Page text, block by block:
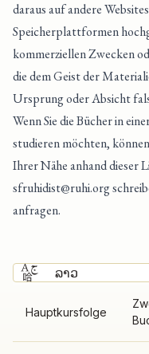
daraus auf andere
Speicherplattformen
kommerziellen Zwecken
die dem Geist der
Ursprung oder Absicht
Wenn Sie die Bücher in
studieren möchten,
Ihrer Nähe anhand dieser
sfruhidist@ruhi.org
anfragen.
Hauptkursfolge